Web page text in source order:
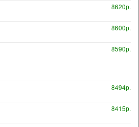
8620р.
8600р.
8590р.
8494р.
8415р.